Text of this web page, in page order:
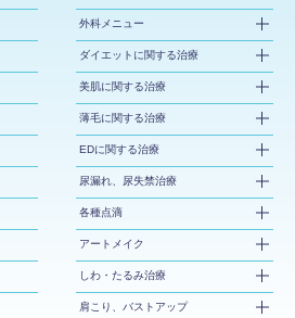
外科メニュー
ダイエットに関する治療
美肌に関する治療
薄毛に関する治療
EDに関する治療
尿漏れ、尿失禁治療
各種点滴
アートメイク
しわ・たるみ治療
肩こり、バストアップ